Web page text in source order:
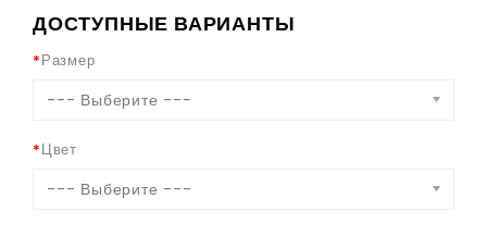
ДОСТУПНЫЕ ВАРИАНТЫ
Размер
--- Выберите ---
Цвет
--- Выберите ---